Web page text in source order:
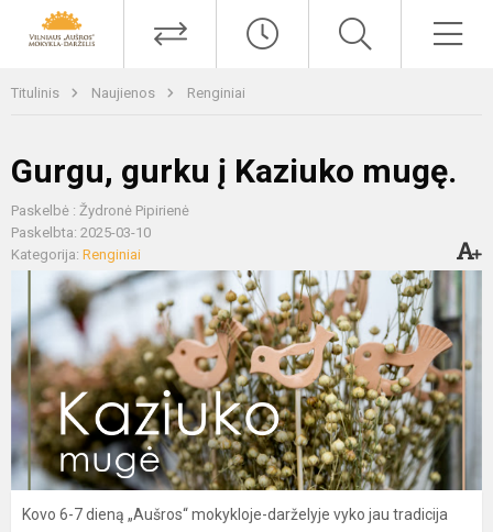
Titulinis Naujienos Renginiai
Gurgu, gurku į Kaziuko mugę.
Paskelbė : Žydronė Pipirienė
Paskelbta: 2025-03-10
Kategorija: Renginiai
Kovo 6-7 dieną „Aušros“ mokykloje-darželyje vyko jau tradicija